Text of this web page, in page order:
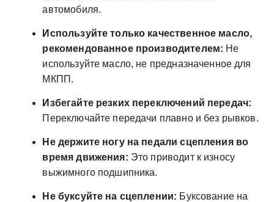
автомобиля.
Используйте только качественное масло,
рекомендованное производителем: Не
используйте масло, не предназначенное для
МКПП.
Избегайте резких переключений передач:
Переключайте передачи плавно и без рывков.
Не держите ногу на педали сцепления во
время движения: Это приводит к износу
выжимного подшипника.
Не буксуйте на сцеплении: Буксование на